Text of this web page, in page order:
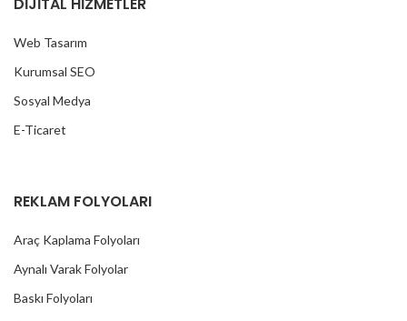
Web Tasarım
Kurumsal SEO
Sosyal Medya
E-Ticaret
REKLAM FOLYOLARI
Araç Kaplama Folyoları
Aynalı Varak Folyolar
Baskı Folyoları